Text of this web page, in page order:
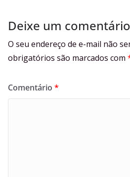
Deixe um comentário
O seu endereço de e-mail não
obrigatórios são marcados com
Comentário *